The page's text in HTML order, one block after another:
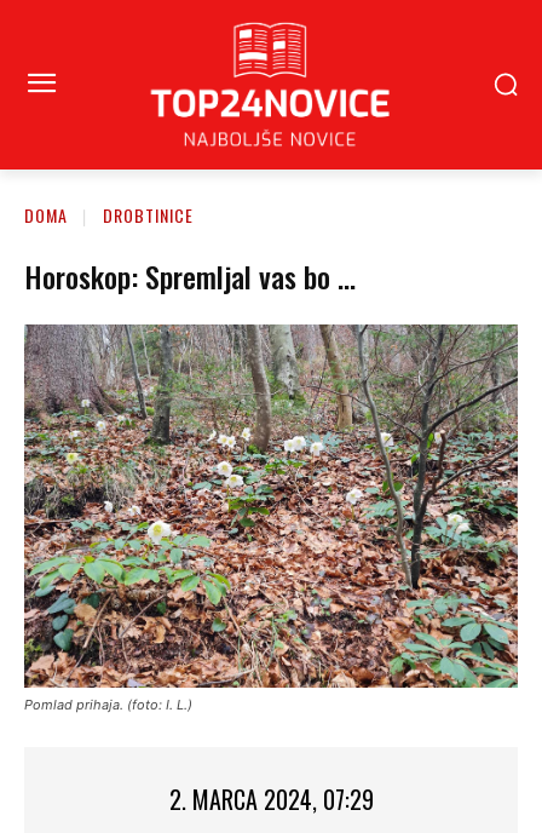
DOMA DROBTINICE
Horoskop: Spremljal vas bo …
Pomlad prihaja. (foto: I. L.)
2. MARCA 2024, 07:29